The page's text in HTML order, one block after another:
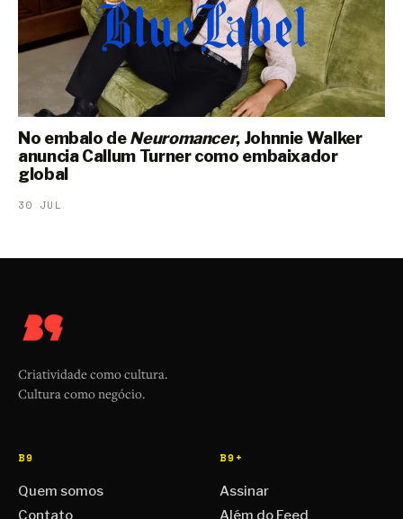
No embalo deNeuromancer, Johnnie Walker
anuncia Callum Turner como embaixador
global
30 JUL
Criatividade como cultura.
Cultura como negócio.
B9
Quem somos
Contato
B9+
Assinar
Além do Feed